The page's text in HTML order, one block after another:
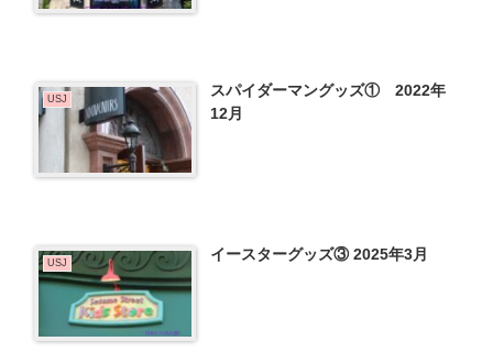
USJ
スパイダーマングッズ① 2022年
12月
USJ イースターグッズ③ 2025年3月